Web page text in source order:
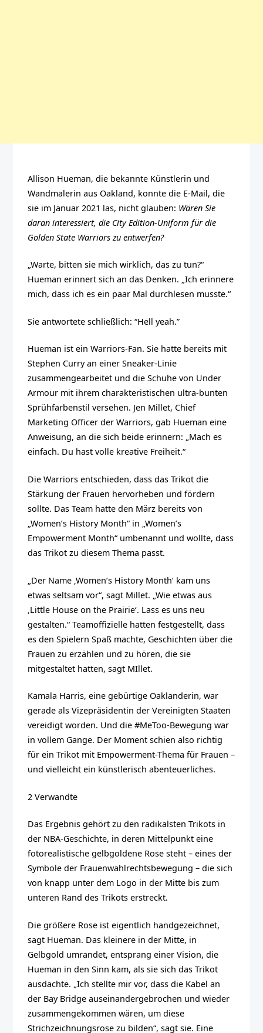
Allison Hueman, die bekannte Künstlerin und
Wandmalerin aus Oakland, konnte die E-Mail, die
sie im Januar 2021 las, nicht glauben: Wären Sie
daran interessiert, die City Edition-Uniform für die
Golden State Warriors zu entwerfen?
„Warte, bitten sie mich wirklich, das zu tun?“
Hueman erinnert sich an das Denken. „Ich erinnere
mich, dass ich es ein paar Mal durchlesen musste.“
Sie antwortete schließlich: “Hell yeah.”
Hueman ist ein Warriors-Fan. Sie hatte bereits mit
Stephen Curry an einer Sneaker-Linie
zusammengearbeitet und die Schuhe von Under
Armour mit ihrem charakteristischen ultra-bunten
Sprühfarbenstil versehen. Jen Millet, Chief
Marketing Officer der Warriors, gab Hueman eine
Anweisung, an die sich beide erinnern: „Mach es
einfach. Du hast volle kreative Freiheit.“
Die Warriors entschieden, dass das Trikot die
Stärkung der Frauen hervorheben und fördern
sollte. Das Team hatte den März bereits von
„Women’s History Month“ in „Women’s
Empowerment Month“ umbenannt und wollte, dass
das Trikot zu diesem Thema passt.
„Der Name ‚Women’s History Month‘ kam uns
etwas seltsam vor“, sagt Millet. „Wie etwas aus
‚Little House on the Prairie‘. Lass es uns neu
gestalten.“ Teamoffizielle hatten festgestellt, dass
es den Spielern Spaß machte, Geschichten über die
Frauen zu erzählen und zu hören, die sie
mitgestaltet hatten, sagt MIllet.
Kamala Harris, eine gebürtige Oaklanderin, war
gerade als Vizepräsidentin der Vereinigten Staaten
vereidigt worden. Und die #MeToo-Bewegung war
in vollem Gange. Der Moment schien also richtig
für ein Trikot mit Empowerment-Thema für Frauen –
und vielleicht ein künstlerisch abenteuerliches.
2 Verwandte
Das Ergebnis gehört zu den radikalsten Trikots in
der NBA-Geschichte, in deren Mittelpunkt eine
fotorealistische gelbgoldene Rose steht – eines der
Symbole der Frauenwahlrechtsbewegung – die sich
von knapp unter dem Logo in der Mitte bis zum
unteren Rand des Trikots erstreckt.
Die größere Rose ist eigentlich handgezeichnet,
sagt Hueman. Das kleinere in der Mitte, in
Gelbgold umrandet, entsprang einer Vision, die
Hueman in den Sinn kam, als sie sich das Trikot
ausdachte. „Ich stellte mir vor, dass die Kabel an
der Bay Bridge auseinandergebrochen und wieder
zusammengekommen wären, um diese
Strichzeichnungsrose zu bilden“, sagt sie. Eine